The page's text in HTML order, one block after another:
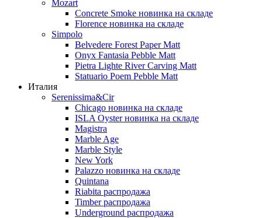
Mozart
Concrete Smoke новинка на складе
Florence новинка на складе
Simpolo
Belvedere Forest Paper Matt
Onyx Fantasia Pebble Matt
Pietra Lighte River Carving Matt
Statuario Poem Pebble Matt
Италия
Serenissima&Cir
Chicago новинка на складе
ISLA Oyster новинка на складе
Magistra
Marble Age
Marble Style
New York
Palazzo новинка на складе
Quintana
Riabita распродажа
Timber распродажа
Underground распродажа